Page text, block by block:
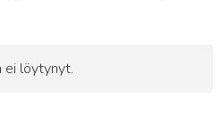
ei löytynyt.